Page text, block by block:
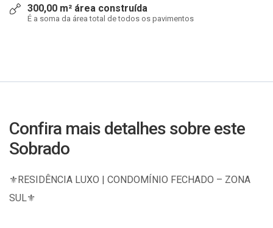
300,00 m² área construída
É a soma da área total de todos os pavimentos
Confira mais detalhes sobre este
Sobrado
⚜️RESIDÊNCIA LUXO | CONDOMÍNIO FECHADO – ZONA
SUL⚜️